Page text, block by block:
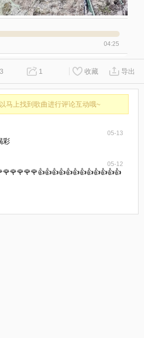
04:25
3 1 收藏 导出
以马上找到歌曲进行评论互动哦~
05-13
彩
05-12